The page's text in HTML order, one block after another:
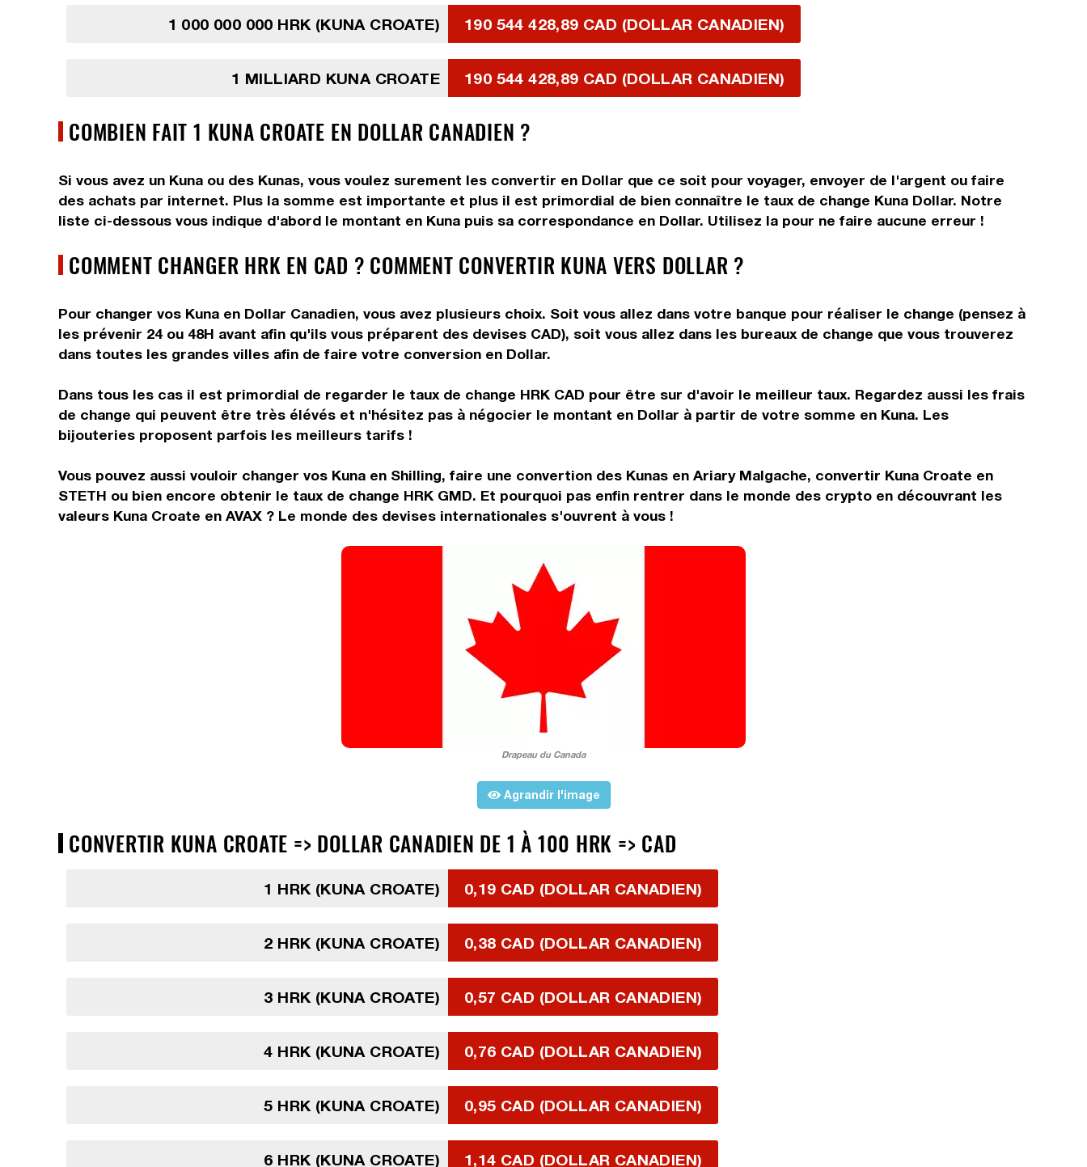
1 000 000 000 HRK (KUNA CROATE) 190 544 428,89 CAD (DOLLAR CANADIEN)
1 MILLIARD KUNA CROATE 190 544 428,89 CAD (DOLLAR CANADIEN)
COMBIEN FAIT 1 KUNA CROATE EN DOLLAR CANADIEN ?
Si vous avez un Kuna ou des Kunas, vous voulez surement les convertir en Dollar que ce soit pour voyager, envoyer de l'argent ou faire
des achats par internet. Plus la somme est importante et plus il est primordial de bien connaître le taux de change Kuna Dollar. Notre
liste ci-dessous vous indique d'abord le montant en Kuna puis sa correspondance en Dollar. Utilisez la pour ne faire aucune erreur !
COMMENT CHANGER HRK EN CAD ? COMMENT CONVERTIR KUNA VERS DOLLAR ?
Pour changer vos Kuna en Dollar Canadien, vous avez plusieurs choix. Soit vous allez dans votre banque pour réaliser le change (pensez à
les prévenir 24 ou 48H avant afin qu'ils vous préparent des devises CAD), soit vous allez dans les bureaux de change que vous trouverez
dans toutes les grandes villes afin de faire votre conversion en Dollar.
Dans tous les cas il est primordial de regarder le taux de change HRK CAD pour être sur d'avoir le meilleur taux. Regardez aussi les frais
de change qui peuvent être très élévés et n'hésitez pas à négocier le montant en Dollar à partir de votre somme en Kuna. Les
bijouteries proposent parfois les meilleurs tarifs !
Vous pouvez aussi vouloir changer vos Kuna en Shilling, faire une convertion des Kunas en Ariary Malgache, convertir Kuna Croate en
STETH ou bien encore obtenir le taux de change HRK GMD. Et pourquoi pas enfin rentrer dans le monde des crypto en découvrant les
valeurs Kuna Croate en AVAX ? Le monde des devises internationales s'ouvrent à vous !
Drapeau du Canada
Agrandir l'image
CONVERTIR KUNA CROATE => DOLLAR CANADIEN DE 1 À 100 HRK => CAD
1 HRK (KUNA CROATE) 0,19 CAD (DOLLAR CANADIEN)
2 HRK (KUNA CROATE) 0,38 CAD (DOLLAR CANADIEN)
3 HRK (KUNA CROATE) 0,57 CAD (DOLLAR CANADIEN)
4 HRK (KUNA CROATE) 0,76 CAD (DOLLAR CANADIEN)
5 HRK (KUNA CROATE) 0,95 CAD (DOLLAR CANADIEN)
6 HRK (KUNA CROATE) 1,14 CAD (DOLLAR CANADIEN)